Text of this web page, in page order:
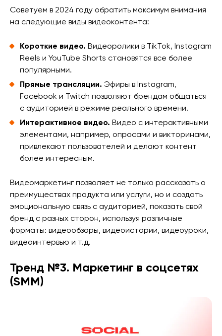
Советуем в 2024 году обратить максимум внимания
на следующие виды видеоконтента:
Короткие видео. Видеоролики в TikTok, Instagram
Reels и YouTube Shorts становятся все более
популярными.
Прямые трансляции. Эфиры в Instagram,
Facebook и Twitch позволяют брендам общаться
с аудиторией в режиме реального времени.
Интерактивное видео. Видео с интерактивными
элементами, например, опросами и викторинами,
привлекают пользователей и делают контент
более интересным.
Видеомаркетинг позволяет не только рассказать о
преимуществах продукта или услуги, но и создать
эмоциональную связь с аудиторией, показать свой
бренд с разных сторон, используя различные
форматы: видеообзоры, видеоистории, видеоуроки,
видеоинтервью и т.д.
Тренд №3. Маркетинг в соцсетях
(SMM)